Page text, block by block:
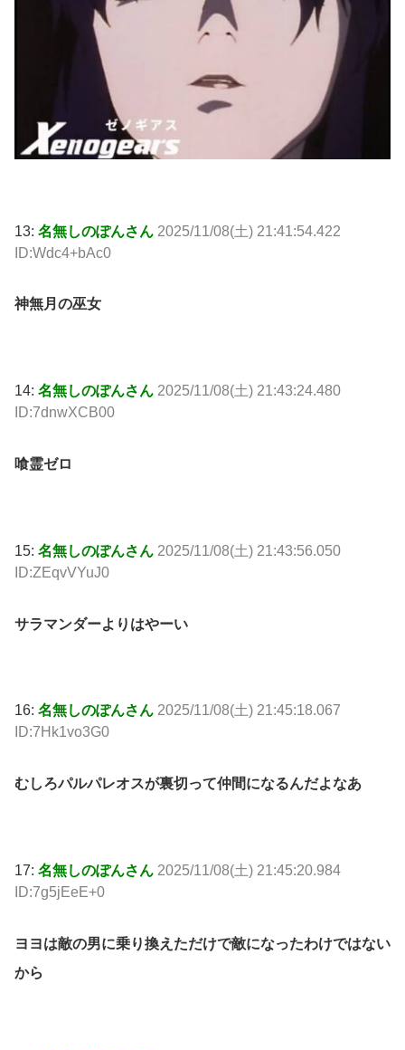
13: 名無しのぽんさん 2025/11/08(土) 21:41:54.422
ID:Wdc4+bAc0
神無月の巫女
14: 名無しのぽんさん 2025/11/08(土) 21:43:24.480
ID:7dnwXCB00
喰霊ゼロ
15: 名無しのぽんさん 2025/11/08(土) 21:43:56.050
ID:ZEqvVYuJ0
サラマンダーよりはやーい
16: 名無しのぽんさん 2025/11/08(土) 21:45:18.067
ID:7Hk1vo3G0
むしろパルパレオスが裏切って仲間になるんだよなあ
17: 名無しのぽんさん 2025/11/08(土) 21:45:20.984
ID:7g5jEeE+0
ヨヨは敵の男に乗り換えただけで敵になったわけではない
から